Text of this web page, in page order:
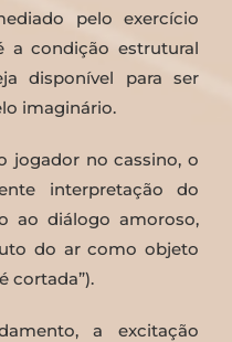
pelo exercício
a condição estrutural
disponível para ser
imaginário.
jogador no cassino, o
interpretação do
ao diálogo amoroso,
do ar como objeto
cortada”).
a excitação